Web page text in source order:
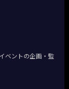
ベントの企画・監